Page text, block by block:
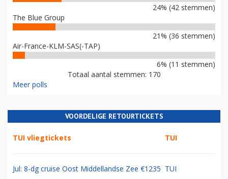
24% (42 stemmen)
The Blue Group
21% (36 stemmen)
Air-France-KLM-SAS(-TAP)
6% (11 stemmen)
Totaal aantal stemmen: 170
Meer polls
VOORDELIGE RETOURTICKETS
TUI vliegtickets TUI
Jul: 8-dg cruise Oost Middellandse Zee €1235 TUI